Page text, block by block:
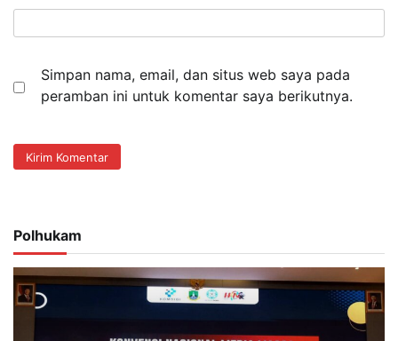
Simpan nama, email, dan situs web saya pada
peramban ini untuk komentar saya berikutnya.
Polhukam